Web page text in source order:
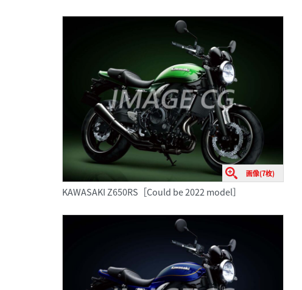
画像(7枚)
KAWASAKI Z650RS［Could be 2022 model］